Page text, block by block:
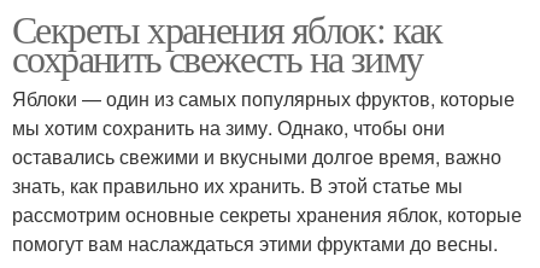
Секреты хранения яблок: как
сохранить свежесть на зиму
Яблоки — один из самых популярных фруктов, которые
мы хотим сохранить на зиму. Однако, чтобы они
оставались свежими и вкусными долгое время, важно
знать, как правильно их хранить. В этой статье мы
рассмотрим основные секреты хранения яблок, которые
помогут вам наслаждаться этими фруктами до весны.